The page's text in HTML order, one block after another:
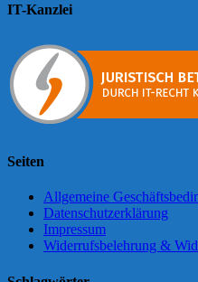
IT-Kanzlei
Seiten
Allgemeine
Datenschutzerklärung
Impressum
Widerrufsbelehrung &